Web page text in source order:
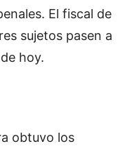
El fiscal de
sujetos pasen a
hoy.
obtuvo los